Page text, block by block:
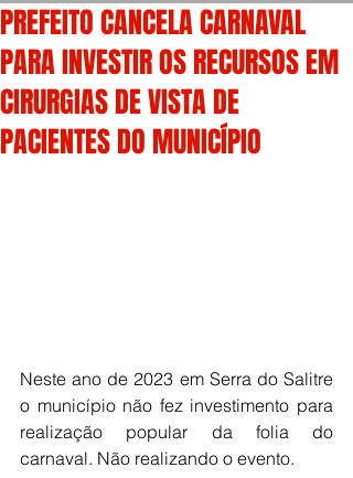
PREFEITO CANCELA CARNAVAL
PARA INVESTIR OS RECURSOS EM
CIRURGIAS DE VISTA DE
PACIENTES DO MUNICÍPIO
Neste ano de 2023 em Serra do Salitre
o município não fez investimento para
realização popular da folia do
carnaval. Não realizando o evento.